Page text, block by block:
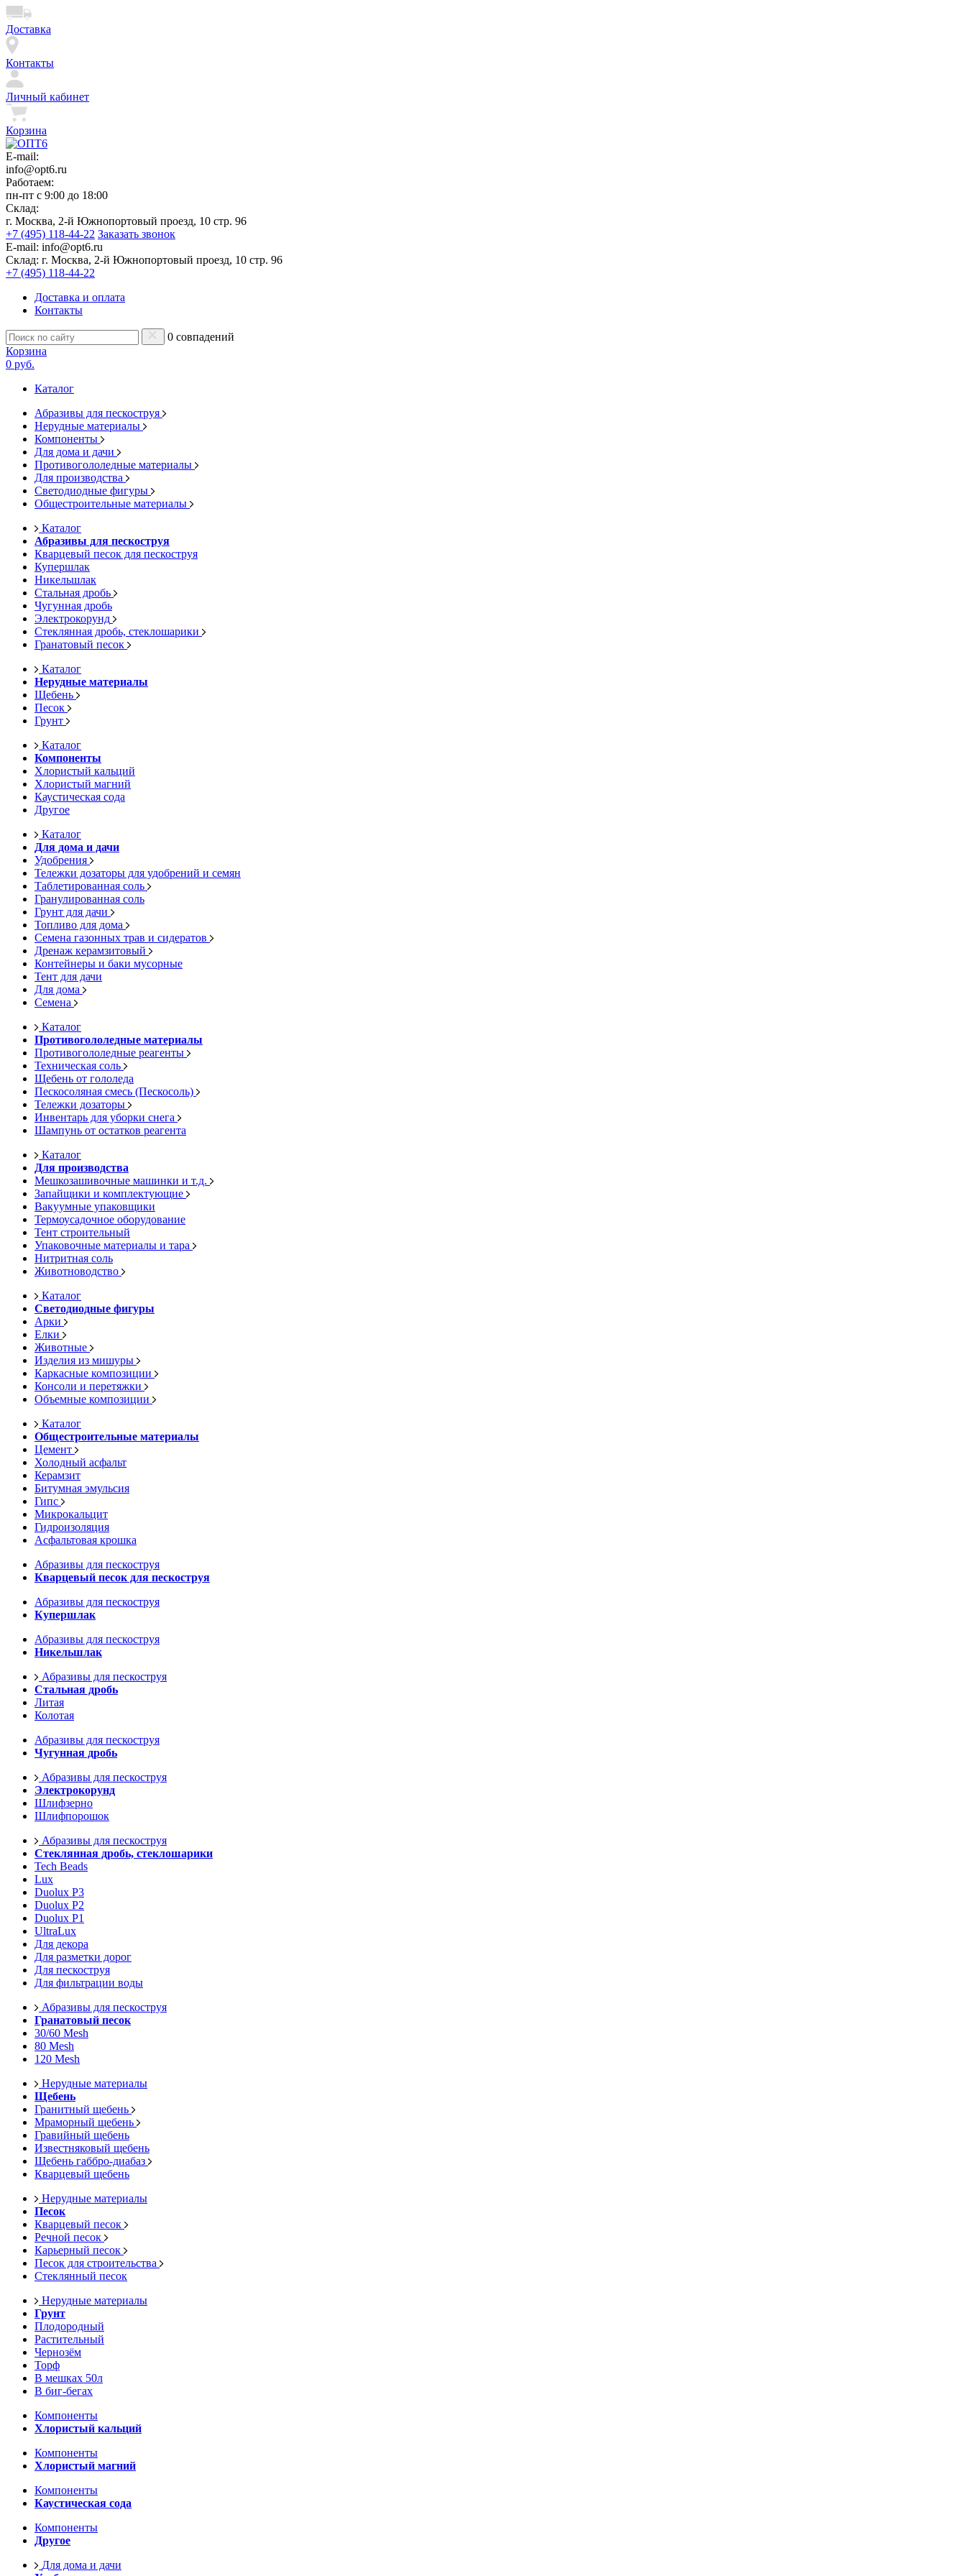
Доставка
Контакты
Личный кабинет
Корзина
E-mail:
info@opt6.ru
Работаем:
пн-пт с 9:00 до 18:00
Склад:
г. Москва, 2-й Южнопортовый проезд, 10 стр. 96
+7 (495) 118-44-22 Заказать звонок
E-mail: info@opt6.ru
Склад: г. Москва, 2-й Южнопортовый проезд, 10 стр. 96
+7 (495) 118-44-22
Доставка и оплата
Контакты
0 совпадений
Корзина
0 руб.
Каталог
Абразивы для пескоструя
Нерудные материалы
Компоненты
Для дома и дачи
Противогололедные материалы
Для производства
Светодиодные фигуры
Общестроительные материалы
Каталог
Абразивы для пескоструя
Кварцевый песок для пескоструя
Купершлак
Никельшлак
Стальная дробь
Чугунная дробь
Электрокорунд
Стеклянная дробь, стеклошарики
Гранатовый песок
Каталог
Нерудные материалы
Щебень
Песок
Грунт
Каталог
Компоненты
Хлористый кальций
Хлористый магний
Каустическая сода
Другое
Каталог
Для дома и дачи
Удобрения
Тележки дозаторы для удобрений и семян
Таблетированная соль
Гранулированная соль
Грунт для дачи
Топливо для дома
Семена газонных трав и сидератов
Дренаж керамзитовый
Контейнеры и баки мусорные
Тент для дачи
Для дома
Семена
Каталог
Противогололедные материалы
Противогололедные реагенты
Техническая соль
Щебень от гололеда
Пескосоляная смесь (Пескосоль)
Тележки дозаторы
Инвентарь для уборки снега
Шампунь от остатков реагента
Каталог
Для производства
Мешкозашивочные машинки и т.д.
Запайщики и комплектующие
Вакуумные упаковщики
Термоусадочное оборудование
Тент строительный
Упаковочные материалы и тара
Нитритная соль
Животноводство
Каталог
Светодиодные фигуры
Арки
Елки
Животные
Изделия из мишуры
Каркасные композиции
Консоли и перетяжки
Объемные композиции
Каталог
Общестроительные материалы
Цемент
Холодный асфальт
Керамзит
Битумная эмульсия
Гипс
Микрокальцит
Гидроизоляция
Асфальтовая крошка
Абразивы для пескоструя
Кварцевый песок для пескоструя
Абразивы для пескоструя
Купершлак
Абразивы для пескоструя
Никельшлак
Абразивы для пескоструя
Стальная дробь
Литая
Колотая
Абразивы для пескоструя
Чугунная дробь
Абразивы для пескоструя
Электрокорунд
Шлифзерно
Шлифпорошок
Абразивы для пескоструя
Стеклянная дробь, стеклошарики
Tech Beads
Lux
Duolux P3
Duolux P2
Duolux P1
UltraLux
Для декора
Для разметки дорог
Для пескоструя
Для фильтрации воды
Абразивы для пескоструя
Гранатовый песок
30/60 Mesh
80 Mesh
120 Mesh
Нерудные материалы
Щебень
Гранитный щебень
Мраморный щебень
Гравийный щебень
Известняковый щебень
Щебень габбро-диабаз
Кварцевый щебень
Нерудные материалы
Песок
Кварцевый песок
Речной песок
Карьерный песок
Песок для строительства
Стеклянный песок
Нерудные материалы
Грунт
Плодородный
Растительный
Чернозём
Торф
В мешках 50л
В биг-бегах
Компоненты
Хлористый кальций
Компоненты
Хлористый магний
Компоненты
Каустическая сода
Компоненты
Другое
Для дома и дачи